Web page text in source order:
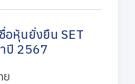
อหุ้นยั่งยืน SET
ำปี 2567
ย